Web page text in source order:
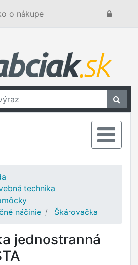
o nákupe
technika
náčinie
Škárovačka
jednostranná